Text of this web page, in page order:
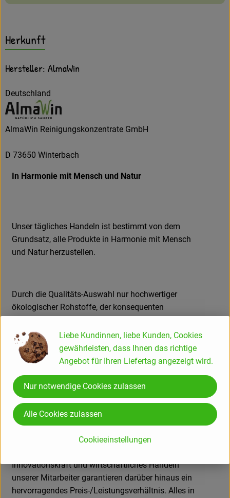
Herkunft
Hersteller: AlmaWin
Deutschland
AlmaWin Reinigungskonzentrate GmbH
D 73650 Winterbach
In Harmonie mit Mensch und Natur
Unser tägliches Handeln ist bestimmt von dem
Grundsatz, alle Produkte in Harmonie mit Mensch
und Natur herzustellen.
Durch die Qualitäts-Auswahl nur hochwertiger
ökologischer Rohstoffe, der konsequenten
sowie der steten Optimierung der Wasch- und
Reinigungswirkung unserer Produkte stehen wir
täglich neu für unseren Leitsatz ein.
Um diesem Anspruch dauerhaft gerecht zu werden,
entwickeln wir unsere Produkte mit und für unsere
Kunden selbst. Der enge Kundenkontakt unserer
Fachberater vor Ort dient daher auch einem steten
Innovationskraft und wirtschaftliches Handeln
unserer Mitarbeiter garantieren darüber hinaus ein
hervorragendes Preis-/Leistungsverhältnis. Alles in
Liebe Kundinnen, liebe Kunden, Cookies
gewährleisten, dass Ihnen das richtige
Angebot für Ihren Liefertag angezeigt wird.
Cookieeinstellungen
Nur notwendige Cookies zulassen
Alle Cookies zulassen